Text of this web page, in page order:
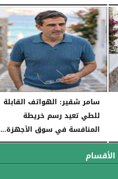
الجمعة، 24 يوليو 2026 04:33 مـ
سامر شقير: الهواتف القابلة
للطي تعيد رسم خريطة
المنافسة في سوق الأجهزة...
الخميس، 23 يوليو 2026 03:38 مـ
الأقسام